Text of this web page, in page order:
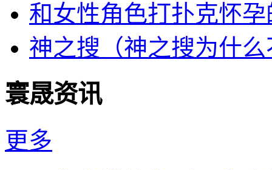
和女性角色打扑克怀
神之搜（神之搜为什
寰晟资讯
更多